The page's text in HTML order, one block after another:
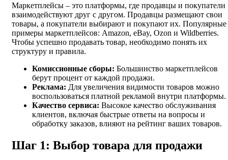
Маркетплейсы – это платформы, где продавцы и покупатели
взаимодействуют друг с другом. Продавцы размещают свои
товары, а покупатели выбирают и покупают их. Популярные
примеры маркетплейсов: Amazon, eBay, Ozon и Wildberries.
Чтобы успешно продавать товар, необходимо понять их
структуру и правила.
Комиссионные сборы: Большинство маркетплейсов
берут процент от каждой продажи.
Реклама: Для увеличения видимости товаров можно
воспользоваться платной рекламой внутри платформы.
Качество сервиса: Высокое качество обслуживания
клиентов, включая быстрые ответы на вопросы и
обработку заказов, влияют на рейтинг ваших товаров.
Шаг 1: Выбор товара для продажи